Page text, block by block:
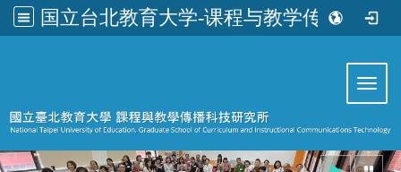
国立台北教育大学-课程与教学传播科技研究所